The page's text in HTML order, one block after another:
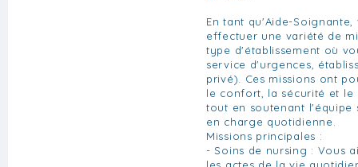
En tant qu'Aide-
effectuer une variété de
type d'établissement où
service d'urgences,
privé). Ces missions ont
le confort, la sécurité et le
tout en soutenant l'équipe
en charge quotidienne.
Missions principales :
- Soins de nursing : Vous